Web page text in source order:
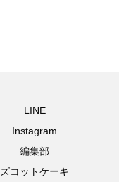
LINE
Instagram
編集部
ズコットケーキ